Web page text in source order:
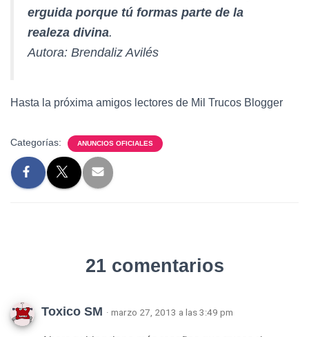
erguida porque tú formas parte de la
realeza divina.
Autora: Brendaliz Avilés
Hasta la próxima amigos lectores de Mil Trucos Blogger
Categorías: ANUNCIOS OFICIALES
21 comentarios
Toxico SM · marzo 27, 2013 a las 3:49 pm